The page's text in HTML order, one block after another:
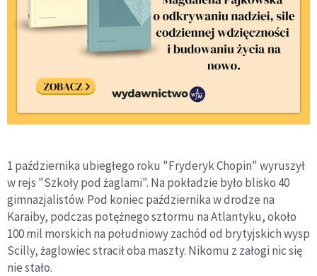
1 października ubiegłego roku "Fryderyk Chopin" wyruszył
w rejs "Szkoły pod żaglami". Na pokładzie było blisko 40
gimnazjalistów. Pod koniec października w drodze na
Karaiby, podczas potężnego sztormu na Atlantyku, około
100 mil morskich na południowy zachód od brytyjskich wysp
Scilly, żaglowiec stracił oba maszty. Nikomu z załogi nic się
nie stało.